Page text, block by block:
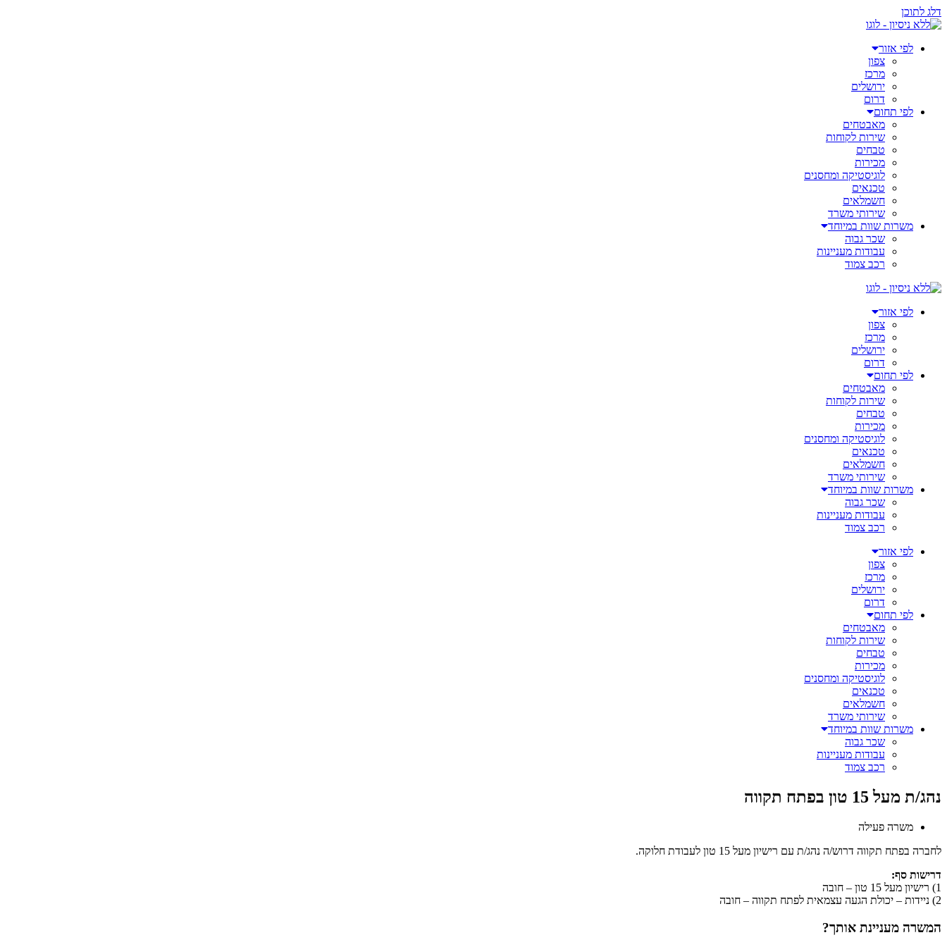
דלג לתוכן
לפי אזור
צפון
מרכז
ירושלים
דרום
לפי תחום
מאבטחים
שירות לקוחות
טבחים
מכירות
לוגיסטיקה ומחסנים
טכנאים
חשמלאים
שירותי משרד
משרות שוות במיוחד
שכר גבוה
עבודות מעניינות
רכב צמוד
לפי אזור
צפון
מרכז
ירושלים
דרום
לפי תחום
מאבטחים
שירות לקוחות
טבחים
מכירות
לוגיסטיקה ומחסנים
טכנאים
חשמלאים
שירותי משרד
משרות שוות במיוחד
שכר גבוה
עבודות מעניינות
רכב צמוד
לפי אזור
צפון
מרכז
ירושלים
דרום
לפי תחום
מאבטחים
שירות לקוחות
טבחים
מכירות
לוגיסטיקה ומחסנים
טכנאים
חשמלאים
שירותי משרד
משרות שוות במיוחד
שכר גבוה
עבודות מעניינות
רכב צמוד
נהג/ת מעל 15 טון בפתח תקווה
משרה פעילה
לחברה בפתח תקווה דרוש/ה נהג/ת עם רישיון מעל 15 טון לעבודת חלוקה.
דרישות סף:
1) רישיון מעל 15 טון – חובה
2) ניידות – יכולת הגעה עצמאית לפתח תקווה – חובה
המשרה מעניינת אותך?